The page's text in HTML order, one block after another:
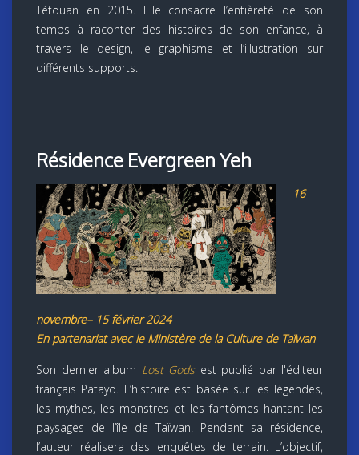
Tétouan en 2015. Elle consacre l’entièreté de son
temps à raconter des histoires de son enfance, à
travers le design, le graphisme et l’illustration sur
différents supports.
Résidence Evergreen Yeh
16
novembre– 15 février 2024
En partenariat avec le Ministère de la Culture de Taïwan
Son dernier album Lost Godsest publié par l'éditeur
français Patayo. L’histoire est basée sur les légendes,
les mythes, les monstres et les fantômes hantant les
paysages de l’île de Taïwan. Pendant sa résidence,
l’auteur réalisera des enquêtes de terrain. L’objectif,